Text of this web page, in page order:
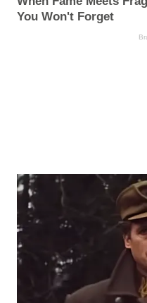
You Won't Forget